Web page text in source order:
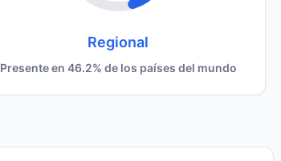
Regional
Presente en 46.2% de los países del mundo